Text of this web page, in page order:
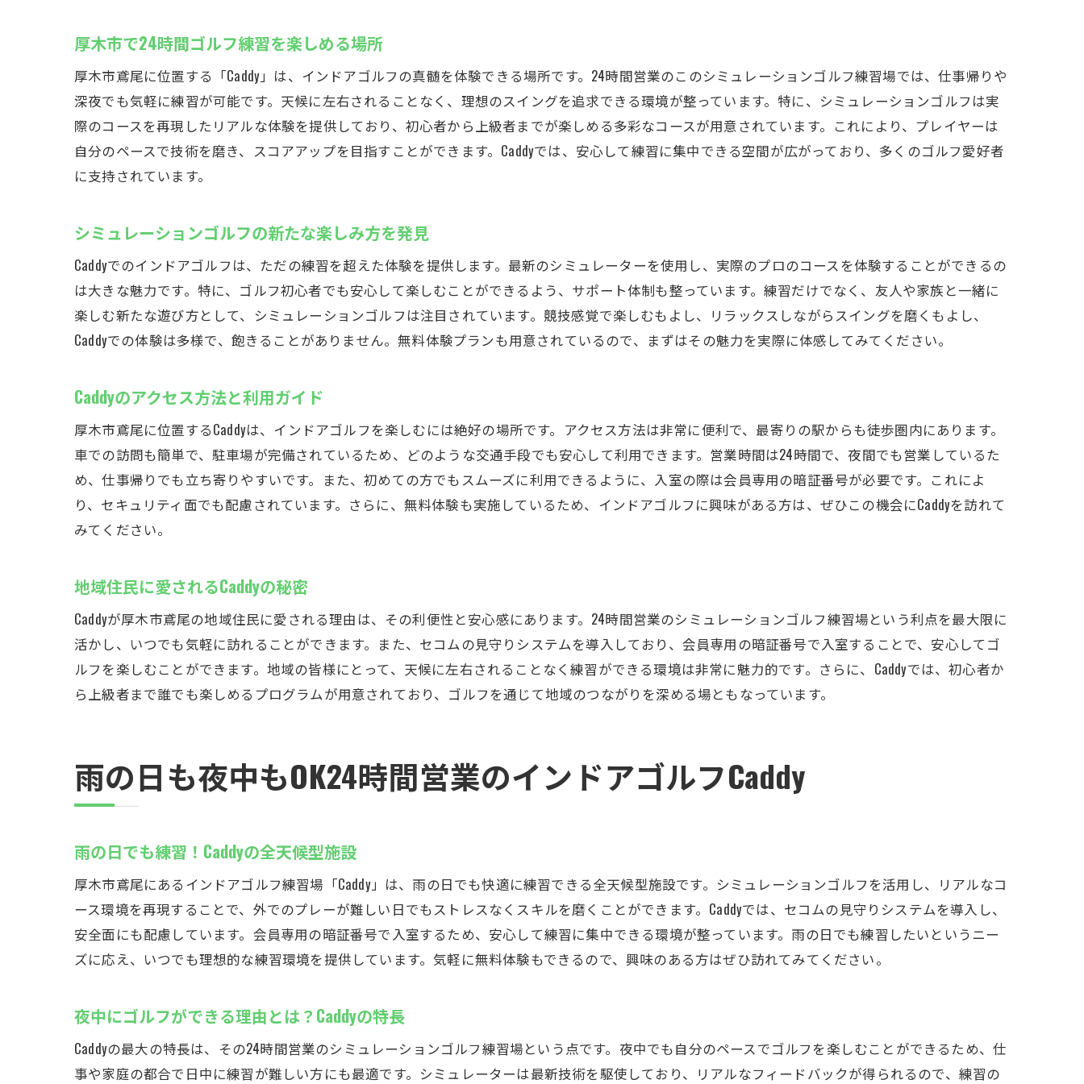
セコムの見守りシステムで安全Caddyのインドアゴルフ練習場
安心のセコムシステム導入で安全な練習環境
Caddyのセキュリティ対策について
安心して練習できる理由：セコムの詳細
会員専用の暗証番号でさらに安心
厚木市鳶尾にある24時間営業インドアゴルフ練習場Caddy
アクセスしやすい立地が魅力のCaddy
Caddyの施設概要と利用のしやすさ
厚木市で人気の練習場、その理由とは
初心者から上級者までCaddyでゴルフスキルアップ
初心者必見！Caddyでのスキルアップ方法
上級者におすすめ！Caddyの特別プログラム
Caddyなら初心者も上級者も満足の理由
無料体験で気軽に始められるインドアゴルフCaddy
初めての方でも安心！無料体験の利点
無料体験を利用してCaddyを知ろう
無料体験で得られるゴルフの楽しさ
Caddyでのゴルフ練習の新常識
厚木市で注目される理由とその実力
リアルな練習が可能なCaddyのシステム
ゴルフの新たな扉を開く！Caddyの魅力
厚木市で24時間ゴルフ練習を楽しめる場所
厚木市鳶尾に位置する「Caddy」は、インドアゴルフの真髄を体験できる場所です。24時間営業のこのシミュレーションゴルフ練習場では、仕事帰りや
深夜でも気軽に練習が可能です。天候に左右されることなく、理想のスイングを追求できる環境が整っています。特に、シミュレーションゴルフは実
際のコースを再現したリアルな体験を提供しており、初心者から上級者までが楽しめる多彩なコースが用意されています。これにより、プレイヤーは
自分のペースで技術を磨き、スコアアップを目指すことができます。Caddyでは、安心して練習に集中できる空間が広がっており、多くのゴルフ愛好者
に支持されています。
シミュレーションゴルフの新たな楽しみ方を発見
Caddyでのインドアゴルフは、ただの練習を超えた体験を提供します。最新のシミュレーターを使用し、実際のプロのコースを体験することができるの
は大きな魅力です。特に、ゴルフ初心者でも安心して楽しむことができるよう、サポート体制も整っています。練習だけでなく、友人や家族と一緒に
楽しむ新たな遊び方として、シミュレーションゴルフは注目されています。競技感覚で楽しむもよし、リラックスしながらスイングを磨くもよし、
Caddyでの体験は多様で、飽きることがありません。無料体験プランも用意されているので、まずはその魅力を実際に体感してみてください。
Caddyのアクセス方法と利用ガイド
厚木市鳶尾に位置するCaddyは、インドアゴルフを楽しむには絶好の場所です。アクセス方法は非常に便利で、最寄りの駅からも徒歩圏内にあります。
車での訪問も簡単で、駐車場が完備されているため、どのような交通手段でも安心して利用できます。営業時間は24時間で、夜間でも営業しているた
め、仕事帰りでも立ち寄りやすいです。また、初めての方でもスムーズに利用できるように、入室の際は会員専用の暗証番号が必要です。これによ
り、セキュリティ面でも配慮されています。さらに、無料体験も実施しているため、インドアゴルフに興味がある方は、ぜひこの機会にCaddyを訪れて
みてください。
地域住民に愛されるCaddyの秘密
Caddyが厚木市鳶尾の地域住民に愛される理由は、その利便性と安心感にあります。24時間営業のシミュレーションゴルフ練習場という利点を最大限に
活かし、いつでも気軽に訪れることができます。また、セコムの見守りシステムを導入しており、会員専用の暗証番号で入室することで、安心してゴ
ルフを楽しむことができます。地域の皆様にとって、天候に左右されることなく練習ができる環境は非常に魅力的です。さらに、Caddyでは、初心者か
ら上級者まで誰でも楽しめるプログラムが用意されており、ゴルフを通じて地域のつながりを深める場ともなっています。
雨の日も夜中もOK24時間営業のインドアゴルフCaddy
雨の日でも練習！Caddyの全天候型施設
厚木市鳶尾にあるインドアゴルフ練習場「Caddy」は、雨の日でも快適に練習できる全天候型施設です。シミュレーションゴルフを活用し、リアルなコ
ース環境を再現することで、外でのプレーが難しい日でもストレスなくスキルを磨くことができます。Caddyでは、セコムの見守りシステムを導入し、
安全面にも配慮しています。会員専用の暗証番号で入室するため、安心して練習に集中できる環境が整っています。雨の日でも練習したいというニー
ズに応え、いつでも理想的な練習環境を提供しています。気軽に無料体験もできるので、興味のある方はぜひ訪れてみてください。
夜中にゴルフができる理由とは？Caddyの特長
Caddyの最大の特長は、その24時間営業のシミュレーションゴルフ練習場という点です。夜中でも自分のペースでゴルフを楽しむことができるため、仕
事や家庭の都合で日中に練習が難しい方にも最適です。シミュレーターは最新技術を駆使しており、リアルなフィードバックが得られるので、練習の